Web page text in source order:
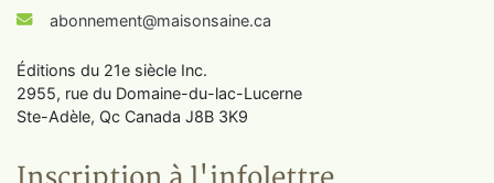
abonnement@maisonsaine.ca
Éditions du 21e siècle Inc.
2955, rue du Domaine-du-lac-Lucerne
Ste-Adèle, Qc Canada J8B 3K9